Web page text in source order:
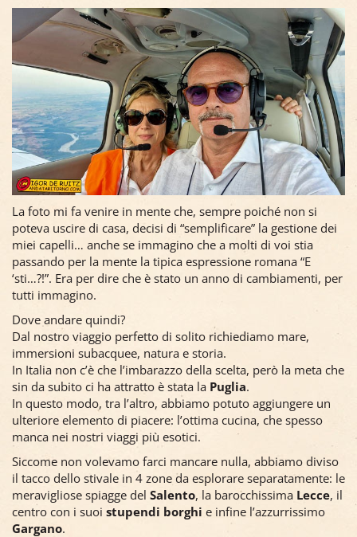
La foto mi fa venire in mente che, sempre poiché non si
poteva uscire di casa, decisi di “semplificare” la gestione dei
miei capelli… anche se immagino che a molti di voi stia
passando per la mente la tipica espressione romana “E
‘sti…?!”. Era per dire che è stato un anno di cambiamenti, per
tutti immagino.
Dove andare quindi?
Dal nostro viaggio perfetto di solito richiediamo mare,
immersioni subacquee, natura e storia.
In Italia non c’è che l’imbarazzo della scelta, però la meta che
sin da subito ci ha attratto è stata la Puglia.
In questo modo, tra l’altro, abbiamo potuto aggiungere un
ulteriore elemento di piacere: l’ottima cucina, che spesso
manca nei nostri viaggi più esotici.
Siccome non volevamo farci mancare nulla, abbiamo diviso
il tacco dello stivale in 4 zone da esplorare separatamente: le
meravigliose spiagge del Salento, la barocchissima Lecce, il
centro con i suoi stupendi borghi e infine l’azzurrissimo
Gargano.